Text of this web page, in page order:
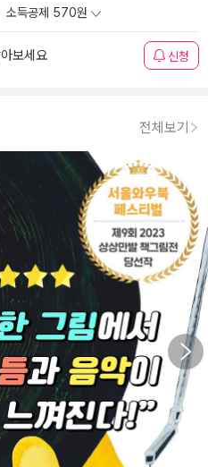
소득공제 570원
보세요 신청
전체보기